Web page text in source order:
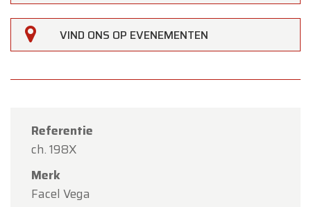
VIND ONS OP EVENEMENTEN
Referentie
ch. 198X
Merk
Facel Vega